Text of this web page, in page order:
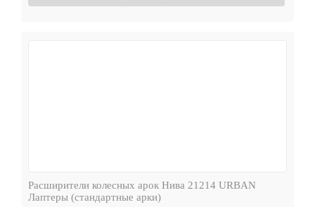
Расширители колесных арок Нива 21214 URBAN
Лаптеры (стандартные арки)